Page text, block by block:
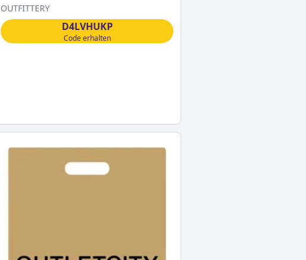
OUTFITTERY
D4LVHUKP
Code erhalten